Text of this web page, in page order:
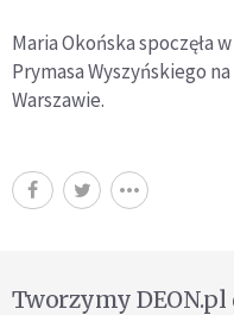
Maria Okońska
Prymasa Wyszyńskiego
Warszawie.
Tworzymy DEON.pl